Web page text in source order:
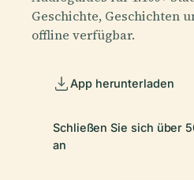
Geschichte, Geschichten
offline verfügbar.
App herunterladen
Schließen Sie sich über
an